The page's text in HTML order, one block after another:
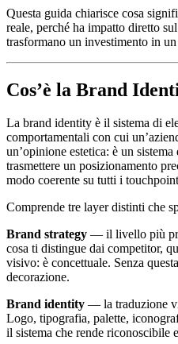
Questa guida chiarisce cosa
reale, perché ha impatto diretto
trasformano un investimento in
Cos’è la Brand
La brand identity è il sistema di
comportamentali con cui
un’opinione estetica: è un
trasmettere un posizionamento
modo coerente su tutti i
Comprende tre layer distinti che
Brand strategy — il livello più
cosa ti distingue dai competitor,
visivo: è concettuale. Senza
decorazione.
Brand identity — la traduzione
Logo, tipografia, palette,
il sistema che rende riconoscibile